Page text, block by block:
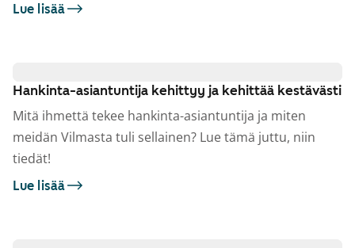
Lue lisää
Hankinta-asiantuntija kehittyy ja kehittää kestävästi
Mitä ihmettä tekee hankinta-asiantuntija ja miten
meidän Vilmasta tuli sellainen? Lue tämä juttu, niin
tiedät!
Lue lisää